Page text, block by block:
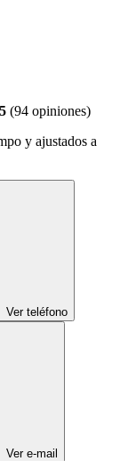
5 (94 opiniones)
y ajustados a
Ver teléfono
Ver e-mail